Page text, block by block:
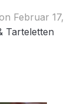
Februar 17,
Tarteletten